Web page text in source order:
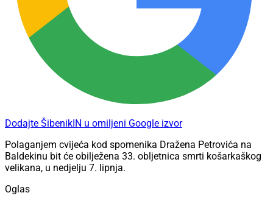
Dodajte ŠibenikIN u omiljeni Google izvor
Polaganjem cvijeća kod spomenika Dražena Petrovića na
Baldekinu bit će obilježena 33. obljetnica smrti košarkaškog
velikana, u nedjelju 7. lipnja.
Oglas